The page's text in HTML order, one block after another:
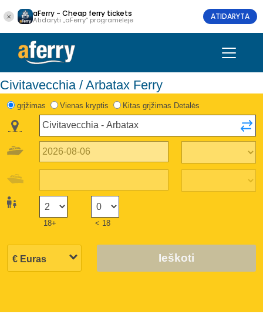
aFerry - Cheap ferry tickets
Atidaryti „aFerry“ programėlėje ATIDARYTA
Civitavecchia / Arbatax Ferry
grįžimas Vienas kryptis Kitas grįžimas Detalės
18+ < 18
Ieškoti